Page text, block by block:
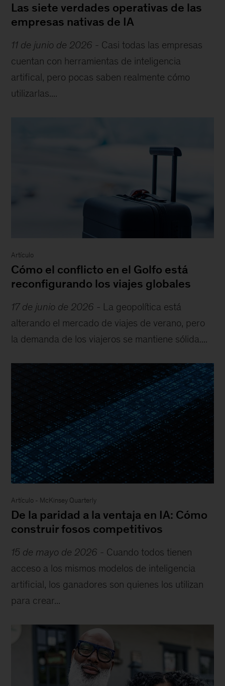
Las siete verdades operativas de las
empresas nativas de IA
11 de junio de 2026 - Casi todas las empresas
cuentan con herramientas de inteligencia
artifical, pero pocas saben realmente cómo
utilizarlas....
Artículo
Cómo el conflicto en el Golfo está
reconfigurando los viajes globales
17 de junio de 2026 - La geopolítica está
alterando el mercado de viajes de verano, pero
la demanda de los viajeros se mantiene sólida....
Artículo - McKinsey Quarterly
De la paridad a la ventaja en IA: Cómo
construir fosos competitivos
15 de mayo de 2026 - Cuando todos tienen
acceso a los mismos modelos de inteligencia
artificial, los ganadores son quienes los utilizan
para crear...